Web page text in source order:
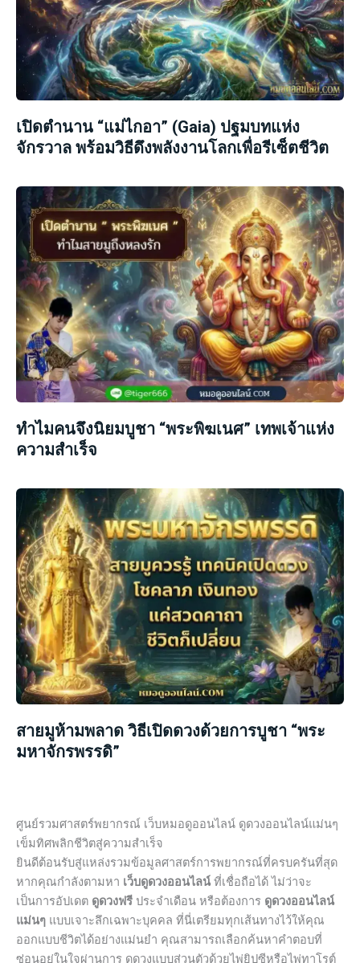
เปิดตำนาน “แม่ไกอา” (Gaia) ปฐมบทแห่ง
จักรวาล พร้อมวิธีดึงพลังงานโลกเพื่อรีเซ็ตชีวิต
ทำไมคนจึงนิยมบูชา “พระพิฆเนศ” เทพเจ้าแห่ง
ความสำเร็จ
สายมูห้ามพลาด วิธีเปิดดวงด้วยการบูชา “พระ
มหาจักรพรรดิ”
ศูนย์รวมศาสตร์พยากรณ์ เว็บหมอดูออนไลน์ ดูดวงออนไลน์แม่นๆ
เข็มทิศพลิกชีวิตสู่ความสำเร็จ
ยินดีต้อนรับสู่แหล่งรวมข้อมูลศาสตร์การพยากรณ์ที่ครบครันที่สุด
หากคุณกำลังตามหา เว็บดูดวงออนไลน์ ที่เชื่อถือได้ ไม่ว่าจะ
เป็นการอัปเดต ดูดวงฟรี ประจำเดือน หรือต้องการ ดูดวงออนไลน์
แม่นๆ แบบเจาะลึกเฉพาะบุคคล ที่นี่เตรียมทุกเส้นทางไว้ให้คุณ
ออกแบบชีวิตได้อย่างแม่นยำ คุณสามารถเลือกค้นหาคำตอบที่
ซ่อนอยู่ในใจผ่านการ ดูดวงแบบส่วนตัวด้วยไพ่ยิปซีหรือไพ่ทาโรต์